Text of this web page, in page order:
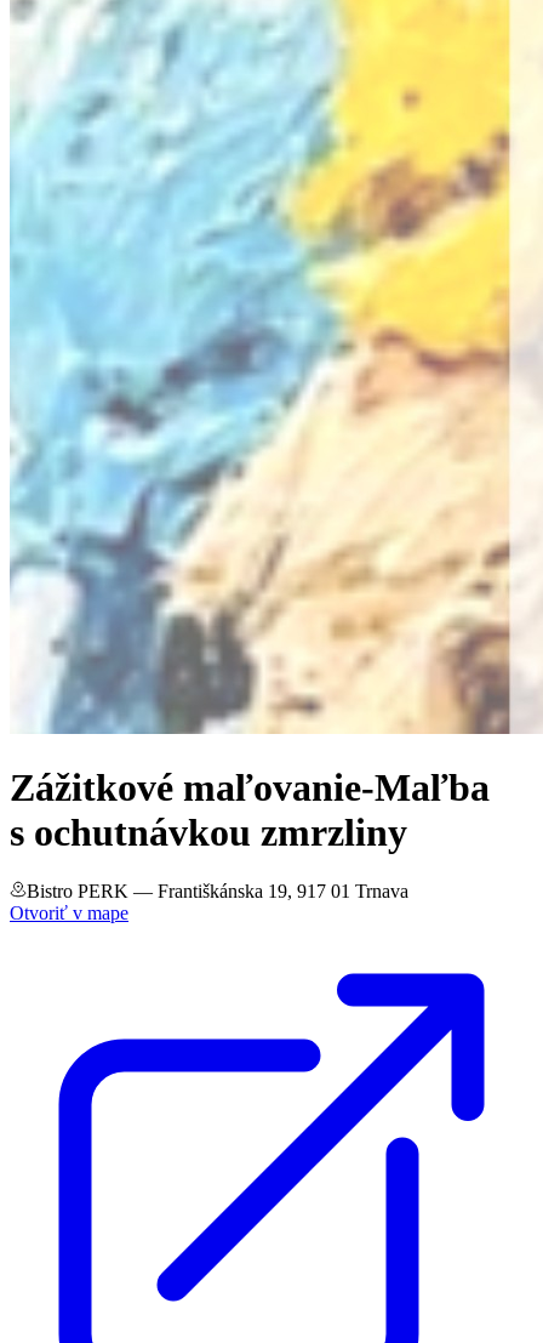
Zážitkové maľovanie-Maľba
s ochutnávkou zmrzliny
Bistro PERK — Františkánska 19, 917 01 Trnava
Otvoriť v mape